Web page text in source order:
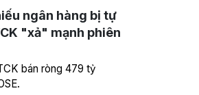
ngân hàng bị tự
"xả" mạnh phiên
bán ròng 479 tỷ